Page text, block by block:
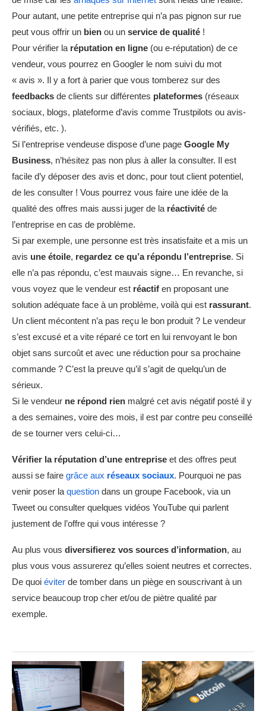
Pour autant, une petite entreprise qui n’a pas pignon sur rue
peut vous offrir un bien ou un service de qualité !
Pour vérifier la réputation en ligne (ou e-réputation) de ce
vendeur, vous pourrez en Googler le nom suivi du mot
« avis ». Il y a fort à parier que vous tomberez sur des
feedbacks de clients sur différentes plateformes (réseaux
sociaux, blogs, plateforme d’avis comme Trustpilots ou avis-
vérifiés, etc. ).
Si l’entreprise vendeuse dispose d’une page Google My
Business, n’hésitez pas non plus à aller la consulter. Il est
facile d’y déposer des avis et donc, pour tout client potentiel,
de les consulter ! Vous pourrez vous faire une idée de la
qualité des offres mais aussi juger de la réactivité de
l’entreprise en cas de problème.
Si par exemple, une personne est très insatisfaite et a mis un
avis une étoile, regardez ce qu’a répondu l’entreprise. Si
elle n’a pas répondu, c’est mauvais signe… En revanche, si
vous voyez que le vendeur est réactif en proposant une
solution adéquate face à un problème, voilà qui est rassurant.
Un client mécontent n’a pas reçu le bon produit ? Le vendeur
s’est excusé et a vite réparé ce tort en lui renvoyant le bon
objet sans surcoût et avec une réduction pour sa prochaine
commande ? C’est la preuve qu’il s’agit de quelqu’un de
sérieux.
Si le vendeur ne répond rien malgré cet avis négatif posté il y
a des semaines, voire des mois, il est par contre peu conseillé
de se tourner vers celui-ci…
Vérifier la réputation d’une entreprise et des offres peut
aussi se faire grâce aux réseaux sociaux. Pourquoi ne pas
venir poser la question dans un groupe Facebook, via un
Tweet ou consulter quelques vidéos YouTube qui parlent
justement de l’offre qui vous intéresse ?
Au plus vous diversifierez vos sources d’information, au
plus vous vous assurerez qu’elles soient neutres et correctes.
De quoi éviter de tomber dans un piège en souscrivant à un
service beaucoup trop cher et/ou de piètre qualité par
exemple.